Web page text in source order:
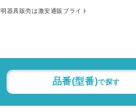
器具販売は激安通販ブライト
品番(型番)で探す